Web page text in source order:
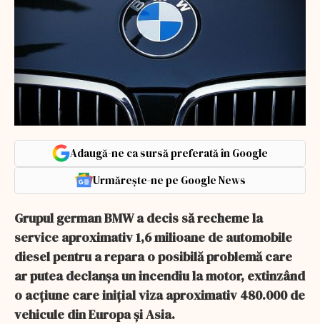
Adaugă-ne ca sursă preferată în Google
Urmărește-ne pe Google News
Grupul german BMW a decis să recheme la
service aproximativ 1,6 milioane de automobile
diesel pentru a repara o posibilă problemă care
ar putea declanşa un incendiu la motor, extinzând
o acţiune care iniţial viza aproximativ 480.000 de
vehicule din Europa şi Asia.